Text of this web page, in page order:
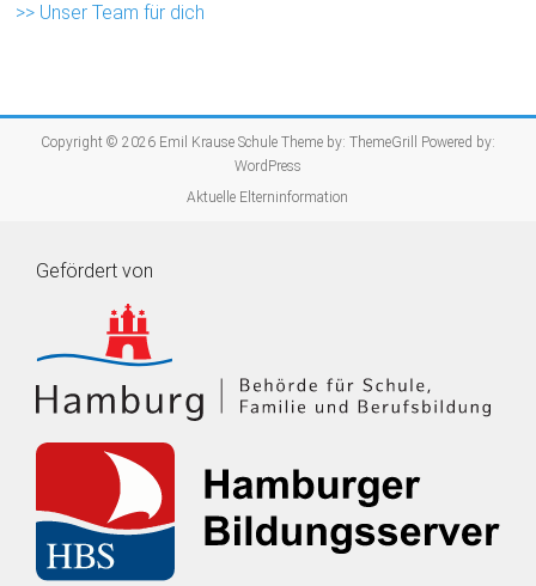
>> Unser Team für dich
Copyright © 2026 Emil Krause SchuleTheme by: ThemeGrill
Powered by:
WordPress
Aktuelle Elterninformation
Gefördert von